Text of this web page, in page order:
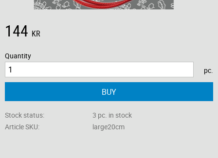
144 KR
Quantity
pc.
BUY
Stock status
3 pc. in stock
Article SKU
large20cm